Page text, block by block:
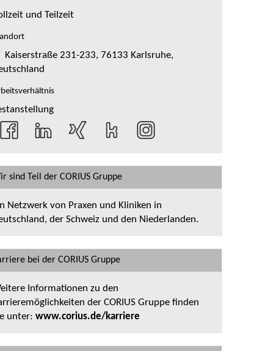
und Teilzeit
Kaiserstraße 231-233, 76133 Karlsruhe,
sind Teil der CORIUS Gruppe
Netzwerk von Praxen und Kliniken in
der Schweiz und den Niederlanden.
bei der CORIUS Gruppe
Informationen zu den
der CORIUS Gruppe finden
unter: www.corius.de/karriere